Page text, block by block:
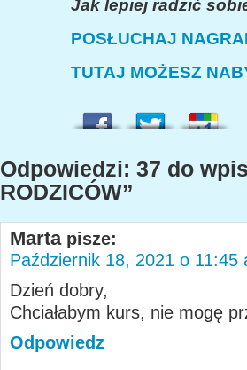
Jak lepiej radzić
POSŁUCHAJ
TUTAJ MOŻESZ
Odpowiedzi: 37 do
RODZICÓW”
Marta pisze:
Październik 18, 2021 o 11:45
Dzień dobry,
Chciałabym kurs, nie mogę
Odpowiedz